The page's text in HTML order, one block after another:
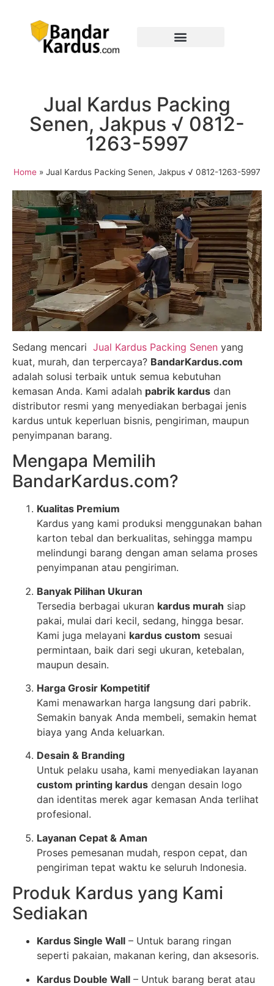
Jual Kardus Packing
Senen, Jakpus √ 0812-
1263-5997
Home » Jual Kardus Packing Senen, Jakpus √ 0812-1263-5997
Sedang mencari Jual Kardus Packing Senen yang
kuat, murah, dan terpercaya? BandarKardus.com
adalah solusi terbaik untuk semua kebutuhan
kemasan Anda. Kami adalah pabrik kardus dan
distributor resmi yang menyediakan berbagai jenis
kardus untuk keperluan bisnis, pengiriman, maupun
penyimpanan barang.
Mengapa Memilih
BandarKardus.com?
Kualitas Premium
Kardus yang kami produksi menggunakan bahan
karton tebal dan berkualitas, sehingga mampu
melindungi barang dengan aman selama proses
penyimpanan atau pengiriman.
Banyak Pilihan Ukuran
Tersedia berbagai ukuran kardus murah siap
pakai, mulai dari kecil, sedang, hingga besar.
Kami juga melayani kardus custom sesuai
permintaan, baik dari segi ukuran, ketebalan,
maupun desain.
Harga Grosir Kompetitif
Kami menawarkan harga langsung dari pabrik.
Semakin banyak Anda membeli, semakin hemat
biaya yang Anda keluarkan.
Desain & Branding
Untuk pelaku usaha, kami menyediakan layanan
custom printing kardus dengan desain logo
dan identitas merek agar kemasan Anda terlihat
profesional.
Layanan Cepat & Aman
Proses pemesanan mudah, respon cepat, dan
pengiriman tepat waktu ke seluruh Indonesia.
Produk Kardus yang Kami
Sediakan
Kardus Single Wall – Untuk barang ringan
seperti pakaian, makanan kering, dan aksesoris.
Kardus Double Wall – Untuk barang berat atau